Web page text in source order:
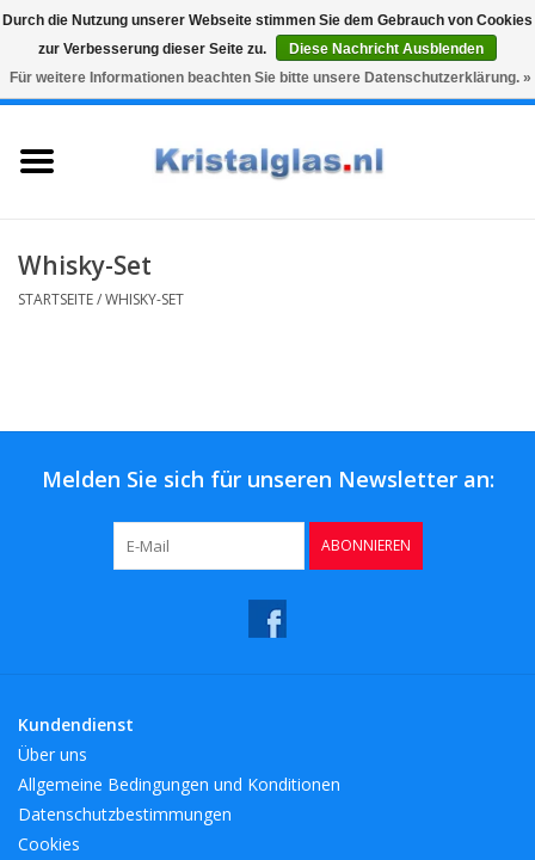
Snelle levering
Graveren
0 Artikel - €0,00
Karaffen
Geschenke
Whisky-Set
STARTSEITE/WHISKY-SET
Melden Sie sich für unseren Newsletter an:
ABONNIEREN
Kundendienst
Über uns
Allgemeine Bedingungen und Konditionen
Datenschutzbestimmungen
Cookies
Durch die Nutzung unserer Webseite stimmen Sie dem Gebrauch von Cookies
zur Verbesserung dieser Seite zu.
Diese Nachricht Ausblenden
Für weitere Informationen beachten Sie bitte unsere Datenschutzerklärung. »